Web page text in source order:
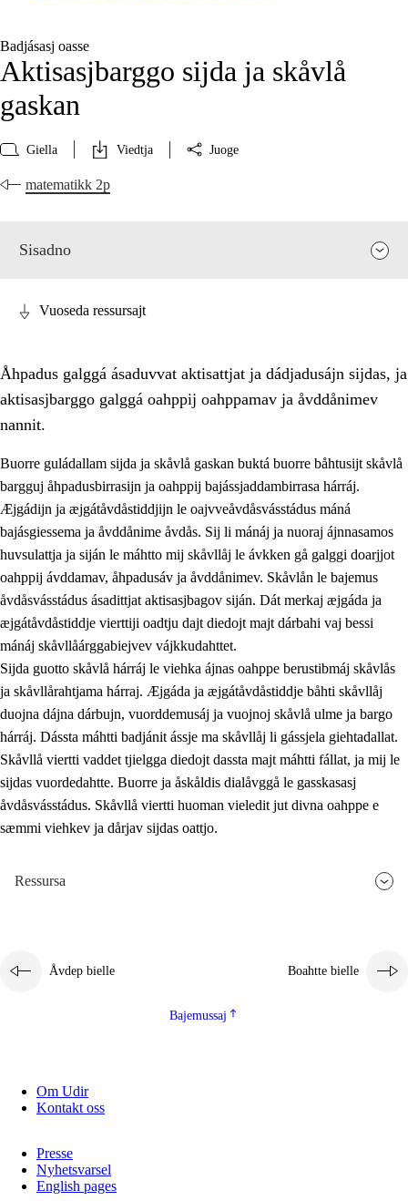
Badjásasj oasse
Aktisasjbarggo sijda ja skåvlå
gaskan
Giella Viedtja Juoge
matematikk 2p
Sisadno
3. Prinsihpa skåvlå dåjmajda
3.1 Sebrudahtte oahppambirás
3.2 Åhpadibme ja hiebadum åhpadus
3.3 Aktisasjbarggo sijda ja skåvlå gaskan
3.4 Åhpadus åhpadusvidnudagán ja barggoiellemin
Profesjåvnåaktisasjvuohta ja skåvllååvddånibme
Vuoseda ressursajt
Åhpadus galggá ásaduvvat aktisattjat ja dádjadusájn sijdas, ja
aktisasjbarggo galggá oahppij oahppamav ja åvddånimev
nannit.
Buorre guládallam sijda ja skåvlå gaskan buktá buorre båhtusijt skåvlå
bargguj åhpadusbirrasijn ja oahppij bajássjaddambirrasa hárráj.
Æjgádijn ja æjgátåvdåstiddjijn le oajvveåvdåsvásstádus máná
bajásgiessema ja åvddånime åvdås. Sij li mánáj ja nuoraj ájnnasamos
huvsulattja ja siján le máhtto mij skåvllåj le ávkken gå galggi doarjjot
oahppij ávddamav, åhpadusáv ja åvddånimev. Skåvlån le bajemus
åvdåsvásstádus ásadittjat aktisasjbagov siján. Dát merkaj æjgáda ja
æjgátåvdåstiddje vierttiji oadtju dajt diedojt majt dárbahi vaj bessi
mánáj skåvllåárggabiejvev vájkkudahttet.
Sijda guotto skåvlå hárráj le viehka ájnas oahppe berustibmáj skåvlås
ja skåvllårahtjama hárraj. Æjgáda ja æjgátåvdåstiddje båhti skåvllåj
duojna dájna dárbujn, vuorddemusáj ja vuojnoj skåvlå ulme ja bargo
hárráj. Dássta máhtti badjánit ássje ma skåvllåj li gássjela giehtadallat.
Skåvllå viertti vaddet tjielgga diedojt dassta majt máhtti fállat, ja mij le
sijdas vuordedahtte. Buorre ja åskåldis dialåvggå le gasskasasj
åvdåsvásstádus. Skåvllå viertti huoman vieledit jut divna oahppe e
sæmmi viehkev ja dårjav sijdas oattjo.
Ressursa
Åvdep bielle Boahtte bielle
Bajemussaj
Om Udir
Kontakt oss
Presse
Nyhetsvarsel
English pages